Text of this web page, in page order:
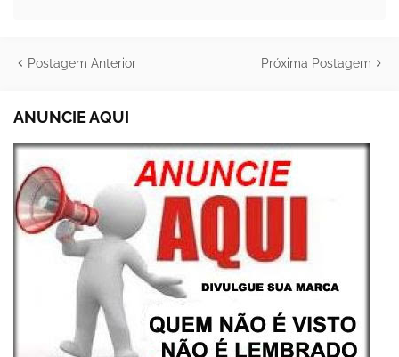
Postagem Anterior Próxima Postagem
ANUNCIE AQUI